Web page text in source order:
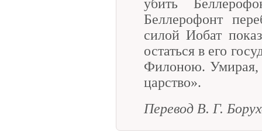
убить
Беллерофонт
силой Иобат
остаться в его
Филоною. Умирая,
царство».
Перевод В. Г.